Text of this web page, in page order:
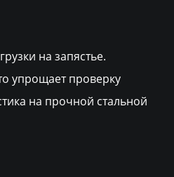
на запястье.
упрощает проверку
на прочной стальной